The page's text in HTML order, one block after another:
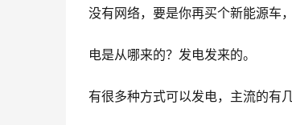
没有网络，要是你再买个新能源车
电是从哪来的？发电发来的。
有很多种方式可以发电，主流的有